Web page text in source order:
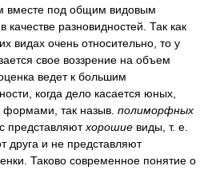
вместе под общим видовым
разновидностей. Так как
видах очень относительно, то у
свое воззрение на объем
ведет к большим
когда дело касается юных,
так назыв. полиморфных
представляютхорошие виды, т. е.
друга и не представляют
Таково современное понятие о